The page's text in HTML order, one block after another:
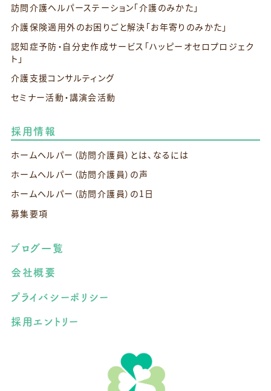
訪問介護ヘルパーステーション「介護のみかた」
介護保険適用外のお困りごと解決 「お年寄りのみかた」
認知症予防・自分史作成サービス 「ハッピーオセロプロジェク
ト」
介護支援コンサルティング
セミナー活動・講演会活動
採用情報
ホームヘルパー（訪問介護員）とは、なるには
ホームヘルパー（訪問介護員）の声
ホームヘルパー（訪問介護員）の1日
募集要項
ブログ一覧
会社概要
プライバシーポリシー
採用エントリー